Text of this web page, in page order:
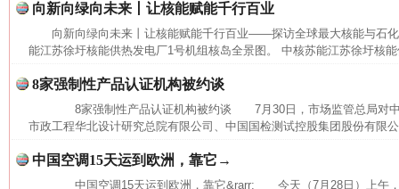
向新向绿向未来丨让核能赋能千行百业
向新向绿向未来丨让核能赋能千行百业——探访全球最大核能与石
能江苏徐圩核能供热发电厂1号机组核岛全景图。 中核苏能江苏徐圩核
8家强制性产品认证机构被约谈
8家强制性产品认证机构被约谈 7月30日，市场监管总局对中
市政工程华北设计研究总院有限公司、中国国检测试控股集团股份有限
中国空调15天运到欧洲，靠它→
中国空调15天运到欧洲，靠它&rarr; 今天（7月28日）上午，
习近平的博鳌关键词